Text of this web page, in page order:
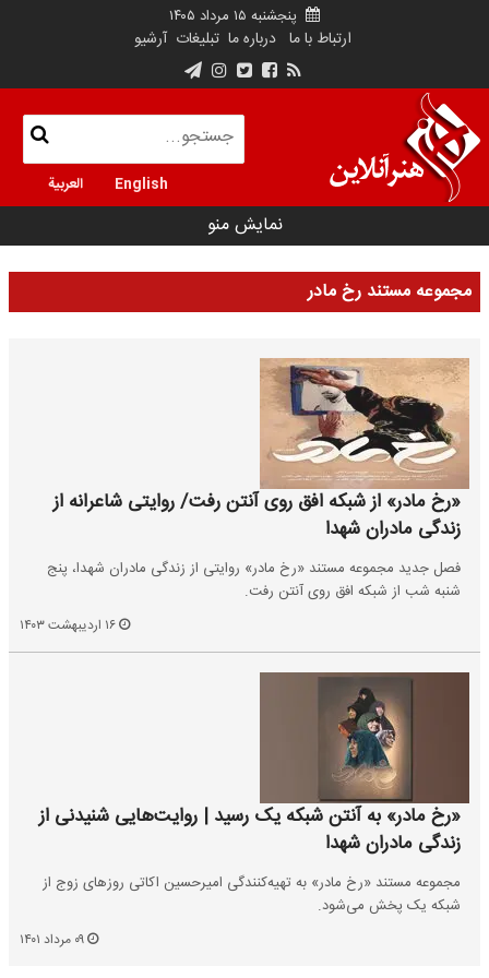
پنجشنبه ۱۵ مرداد ۱۴۰۵
ارتباط با ما درباره ما تبلیغات آرشیو
English العربية
نمایش منو
مجموعه مستند رخ مادر
«رخ‌ مادر» از شبکه افق روی آنتن رفت/ روایتی شاعرانه از
زندگی مادران شهدا
فصل جدید مجموعه مستند «رخ مادر» روایتی از زندگی مادران شهدا، پنج
شنبه شب از شبکه افق روی آنتن رفت.
«رخ مادر» به آنتن شبکه یک رسید | روایت‌هایی شنیدنی از
زندگی مادران شهدا
مجموعه مستند «رخ مادر» به تهیه‌کنندگی امیرحسین اکاتی روزهای زوج از
شبکه یک پخش می‌شود.